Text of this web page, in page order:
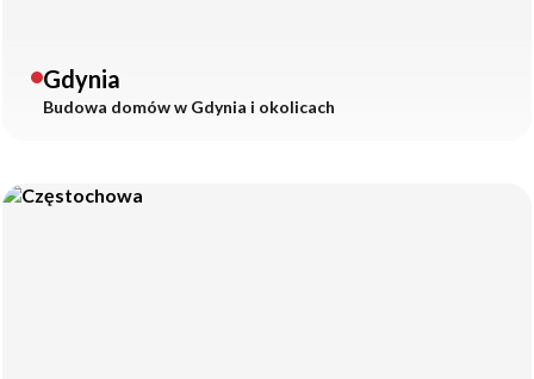
Gdynia
Budowa domów w Gdynia i okolicach